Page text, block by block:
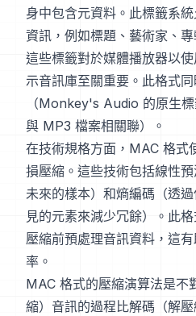
身中包含元資料。此標籤系
資訊，例如標題、藝術家、
這些標籤對於媒體播放器以
示音訊庫至關重要。此格式
（Monkey's Audio 的原生
與 MP3 檔案相關聯）。
在技術規格方面，MAC 格式
損壓縮。這些技術包括線性
未來的樣本）和熵編碼（透
見的元素來減少冗餘）。此
壓縮前預處理音訊資料，這
率。
MAC 格式的壓縮演算法是不
縮）音訊的過程比解碼（解